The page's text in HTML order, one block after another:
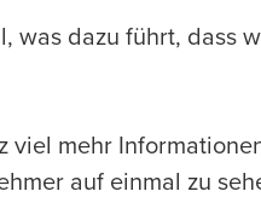
was dazu führt, dass
viel mehr
auf einmal zu